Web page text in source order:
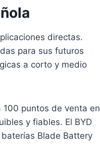
directas.
para sus futuros
a corto y medio
100 puntos de venta en
y fiables. El BYD
Blade Battery